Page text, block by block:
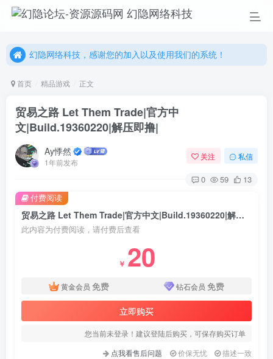
幻隐网络科技，感谢您的加入以及使用我们的系统！
幻隐网络科技，感谢您的加入以及使用我们的系统！
首页 精品游戏 正文
贸易之路 Let Them Trade|官方中
文|Build.19360220|解压即撸|
Ay悸然
1年前发布
关注 私信
0 59 13
贸易之路 Let Them Trade|官方中文|Build.19360220|解压即撸|
此内容为付费阅读，请付费后查看
￥ 20
黄金会员 免费 钻石会员 免费
立即购买
您当前未登录！建议登陆后购买，可保存购买订单
点我看售后问题
价保无忧 描述一致
付费阅读